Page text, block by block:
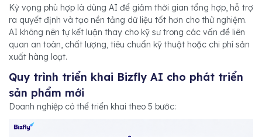
Kỳ vọng phù hợp là dùng AI để giảm thời gian tổng hợp, hỗ trợ
ra quyết định và tạo nền tảng dữ liệu tốt hơn cho thử nghiệm.
AI không nên tự kết luận thay cho kỹ sư trong các vấn đề liên
quan an toàn, chất lượng, tiêu chuẩn kỹ thuật hoặc chi phí sản
xuất hàng loạt.
Quy trình triển khai Bizfly AI cho phát triển
sản phẩm mới
Doanh nghiệp có thể triển khai theo 5 bước: